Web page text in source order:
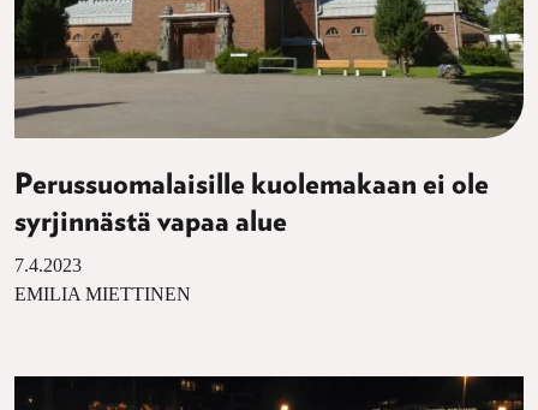
Perussuomalaisille kuolemakaan ei ole
syrjinnästä vapaa alue
7.4.2023
EMILIA MIETTINEN